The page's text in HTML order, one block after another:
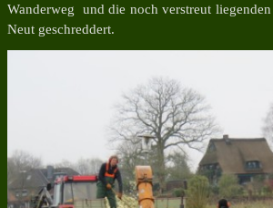
Wanderweg und die noch verstreut
Neut geschreddert.